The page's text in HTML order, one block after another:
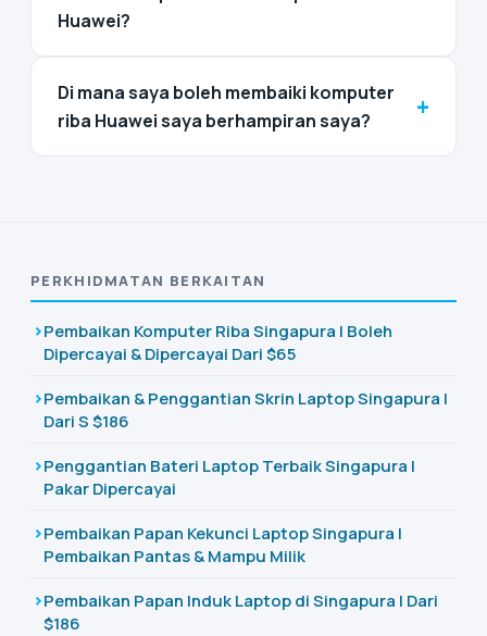
Huawei?
Di mana saya boleh membaiki komputer
riba Huawei saya berhampiran saya?
+
PERKHIDMATAN BERKAITAN
Pembaikan Komputer Riba Singapura | Boleh
Dipercayai & Dipercayai Dari $65
Pembaikan & Penggantian Skrin Laptop Singapura |
Dari S $186
Penggantian Bateri Laptop Terbaik Singapura |
Pakar Dipercayai
Pembaikan Papan Kekunci Laptop Singapura |
Pembaikan Pantas & Mampu Milik
Pembaikan Papan Induk Laptop di Singapura | Dari
$186